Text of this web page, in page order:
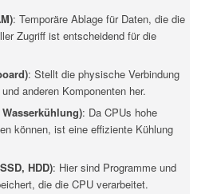
: Temporäre Ablage für Daten, die die
Zugriff ist entscheidend für die
: Stellt die physische Verbindung
anderen Komponenten her.
: Da CPUs hohe
können, ist eine effiziente Kühlung
HDD): Hier sind Programme und
die die CPU verarbeitet.